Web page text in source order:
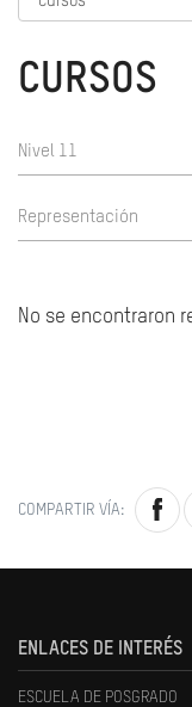
CURSOS
Nivel 11
Representación
No se encontraron
COMPARTIR VÍA:
ENLACES DE INTERÉS
ESCUELA DE POSGRADO